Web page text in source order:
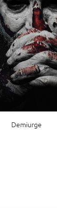
Demiurge